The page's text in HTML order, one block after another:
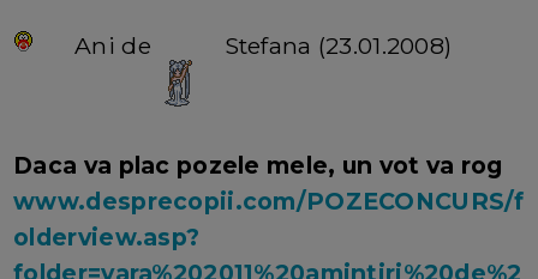
Ani de Stefana (23.01.2008)
Daca va plac pozele mele, un vot va rog
www.desprecopii.com/POZECONCURS/f
olderview.asp?
folder=vara%202011%20amintiri%20de%2